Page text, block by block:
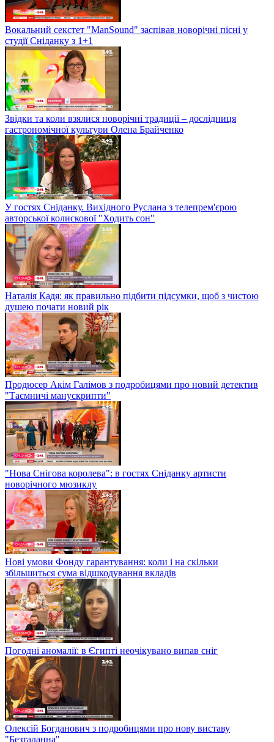
Вокальний секстет "ManSound" заспівав новорічні пісні у
студії Сніданку з 1+1
Звідки та коли взялися новорічні традиції – дослідниця
гастрономічної культури Олена Брайченко
У гостях Сніданку. Вихідного Руслана з телепрем'єрою
авторської колискової "Ходить сон"
Наталія Кадя: як правильно підбити підсумки, щоб з чистою
душею почати новий рік
Продюсер Акім Галімов з подробицями про новий детектив
"Таємничі манускрипти"
"Нова Снігова королева": в гостях Сніданку артисти
новорічного мюзиклу
Нові умови Фонду гарантування: коли і на скільки
збільшиться сума відшкодування вкладів
Погодні аномалії: в Єгипті неочікувано випав сніг
Олексій Богданович з подробицями про нову виставу
"Безталанна"